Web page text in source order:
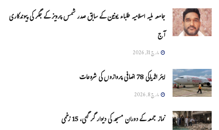
جامعہ ملیہ اسلامیہ طلباء یونین کے سابق صدر شمس پرویز کے جگر کی پیوندکاری
آج
مارچ 31, 2026
ایئر انڈیاکی 78 اضافی پروازوں کی شروعات
مارچ 8, 2026
نماز جمعہ کے دوران مسجد کی دیوار گر گئی، 15 زخمی